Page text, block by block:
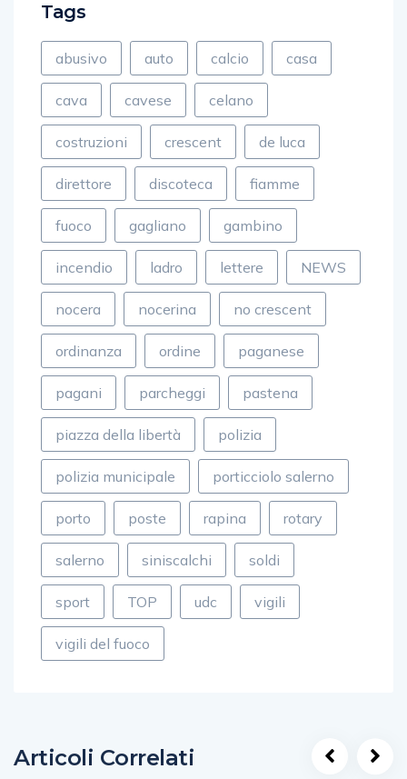
Tags
abusivo auto calcio casa
cava cavese celano
costruzioni crescent de luca
direttore discoteca fiamme
fuoco gagliano gambino
incendio ladro lettere NEWS
nocera nocerina no crescent
ordinanza ordine paganese
pagani parcheggi pastena
piazza della libertà polizia
polizia municipale porticciolo salerno
porto poste rapina rotary
salerno siniscalchi soldi
sport TOP udc vigili
vigili del fuoco
Articoli Correlati